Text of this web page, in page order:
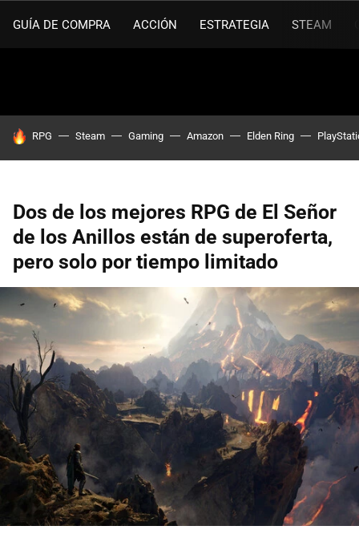
GUÍA DE COMPRA ACCIÓN ESTRATEGIA STEAM
HOY SE HABLA DE
RPG Steam Gaming Amazon Elden Ring
Dos de los mejores RPG de El Señor
de los Anillos están de superoferta,
pero solo por tiempo limitado